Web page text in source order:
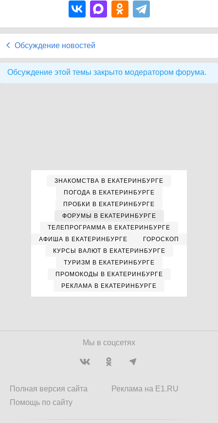
Обсуждение новостей
Обсуждение этой темы закрыто модератором форума.
ЗНАКОМСТВА В ЕКАТЕРИНБУРГЕ
ПОГОДА В ЕКАТЕРИНБУРГЕ
ПРОБКИ В ЕКАТЕРИНБУРГЕ
ФОРУМЫ В ЕКАТЕРИНБУРГЕ
ТЕЛЕПРОГРАММА В ЕКАТЕРИНБУРГЕ
АФИША В ЕКАТЕРИНБУРГЕ
ГОРОСКОП
КУРСЫ ВАЛЮТ В ЕКАТЕРИНБУРГЕ
ТУРИЗМ В ЕКАТЕРИНБУРГЕ
ПРОМОКОДЫ В ЕКАТЕРИНБУРГЕ
РЕКЛАМА В ЕКАТЕРИНБУРГЕ
Мы в соцсетях
Полная версия сайта
Помощь по сайту
Реклама на E1.RU